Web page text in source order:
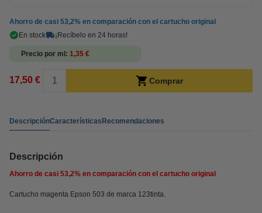
Ahorro de casi 53,2% en comparación con el cartucho original
En stock
¡Recíbelo en 24 horas!
Precio por ml 1,35 €
17,50 € Comprar
DescripciónCaracterísticasRecomendaciones
Descripción
Ahorro de casi 53,2% en comparación con el cartucho original
Cartucho magenta Epson 503 de marca 123tinta.